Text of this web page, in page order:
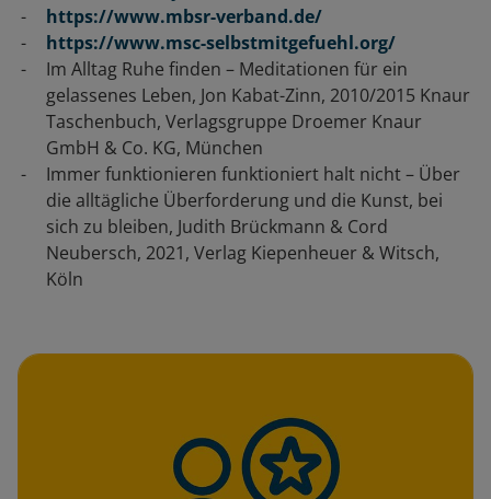
https://www.mbsr-verband.de/
https://www.msc-selbstmitgefuehl.org/
Im Alltag Ruhe finden – Meditationen für ein
gelassenes Leben, Jon Kabat-Zinn, 2010/2015 Knaur
Taschenbuch, Verlagsgruppe Droemer Knaur
GmbH & Co. KG, München
Immer funktionieren funktioniert halt nicht – Über
die alltägliche Überforderung und die Kunst, bei
sich zu bleiben, Judith Brückmann & Cord
Neubersch, 2021, Verlag Kiepenheuer & Witsch,
Köln